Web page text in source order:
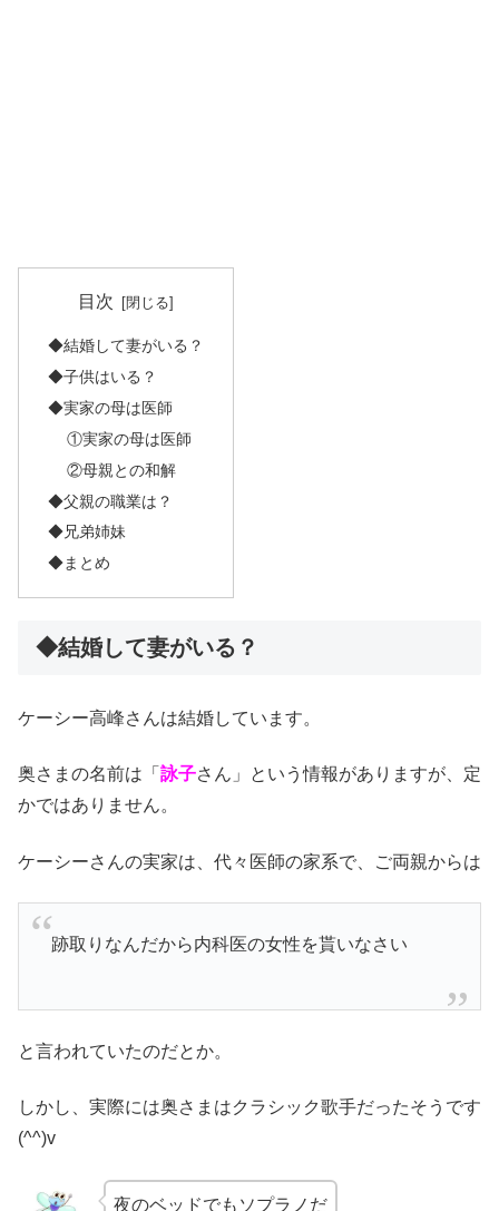
目次
◆結婚して妻がいる？
◆子供はいる？
◆実家の母は医師
①実家の母は医師
②母親との和解
◆父親の職業は？
◆兄弟姉妹
◆まとめ
◆結婚して妻がいる？
ケーシー高峰さんは結婚しています。
奥さまの名前は「 詠子さん」という情報がありますが、定
かではありません。
ケーシーさんの実家は、代々医師の家系で、ご両親からは
跡取りなんだから内科医の女性を貰いなさい
と言われていたのだとか。
しかし、実際には奥さまはクラシック歌手だったそうです
(^^)v
夜のベッドでもソプラノだ